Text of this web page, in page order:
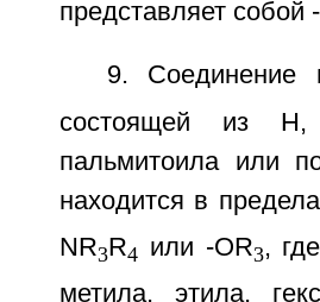
представляет собой
9.
состоящей из Н,
пальмитоила или
находится в
NR3R4 или -OR3,
метила, этила,